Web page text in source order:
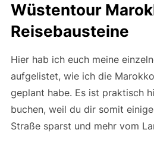
Wüstentour
Reisebausteine
Hier hab ich euch meine
aufgelistet, wie ich die
geplant habe. Es ist praktisch
buchen, weil du dir somit
Straße sparst und mehr vom